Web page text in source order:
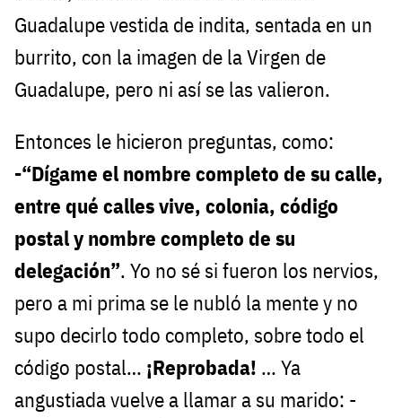
Guadalupe vestida de indita, sentada en un
burrito, con la imagen de la Virgen de
Guadalupe, pero ni así se las valieron.
Entonces le hicieron preguntas, como:
-“Dígame el nombre completo de su calle,
entre qué calles vive, colonia, código
postal y nombre completo de su
delegación”. Yo no sé si fueron los nervios,
pero a mi prima se le nubló la mente y no
supo decirlo todo completo, sobre todo el
código postal… ¡Reprobada! … Ya
angustiada vuelve a llamar a su marido: -